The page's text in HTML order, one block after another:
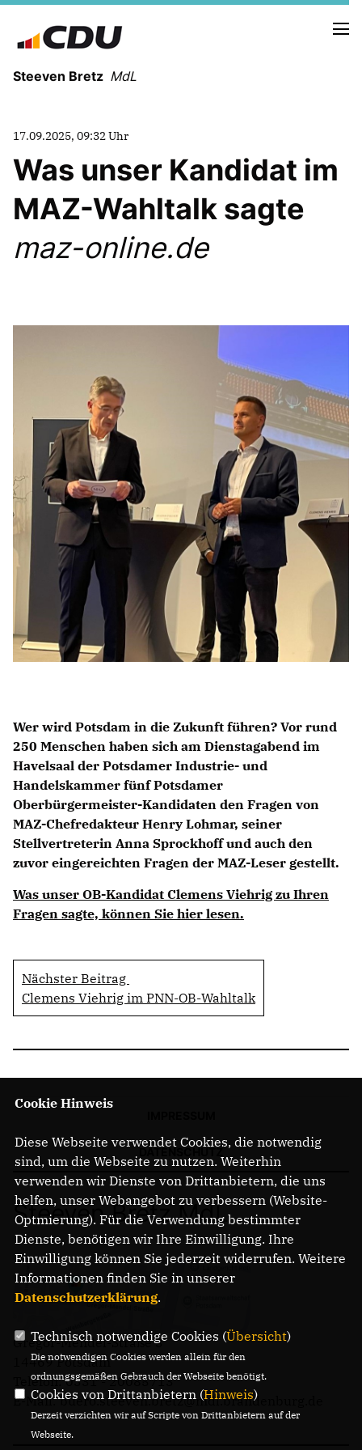
Steeven Bretz MdL
VITA
WAHLKREISBESUCHE
PRESSEFOTOS
MEIN BÜRGERBÜRO
Redebeiträge
CDU Deutschland
CDU Fraktion im Brandenburger Landtag
CDU Brandenburg
CDU Potsdam
17.09.2025, 09:32 Uhr
Was unser Kandidat im
MAZ-Wahltalk sagte
maz-online.de
Wer wird Potsdam in die Zukunft führen? Vor rund
250 Menschen haben sich am Dienstagabend im
Havelsaal der Potsdamer Industrie- und
Handelskammer fünf Potsdamer
Oberbürgermeister-Kandidaten den Fragen von
MAZ-Chefredakteur Henry Lohmar, seiner
Stellvertreterin Anna Sprockhoff und auch den
zuvor eingereichten Fragen der MAZ-Leser gestellt.
Was unser OB-Kandidat Clemens Viehrig zu Ihren
Fragen sagte, können Sie hier lesen.
Nächster Beitrag
Clemens Viehrig im PNN-OB-Wahltalk
Steeven Bretz MdL
Gregor-Mendel-Straße 3
14469 Potsdam
Telefon: 0331 - 20085713
E-Mail: buero.steeven.bretz@mdl.brandenburg.de
Cookie Hinweis
Diese Webseite verwendet Cookies, die notwendig
sind, um die Webseite zu nutzen. Weiterhin
verwenden wir Dienste von Drittanbietern, die uns
helfen, unser Webangebot zu verbessern (Website-
Optmierung). Für die Verwendung bestimmter
Dienste, benötigen wir Ihre Einwilligung. Ihre
Einwilligung können Sie jederzeit widerrufen. Weitere
Informationen finden Sie in unserer
Datenschutzerklärung.
Technisch notwendige Cookies (Übersicht)
Die notwendigen Cookies werden allein für den
ordnungsgemäßen Gebrauch der Webseite benötigt.
Cookies von Drittanbietern (Hinweis)
Derzeit verzichten wir auf Scripte von Drittanbietern auf der
Webseite.